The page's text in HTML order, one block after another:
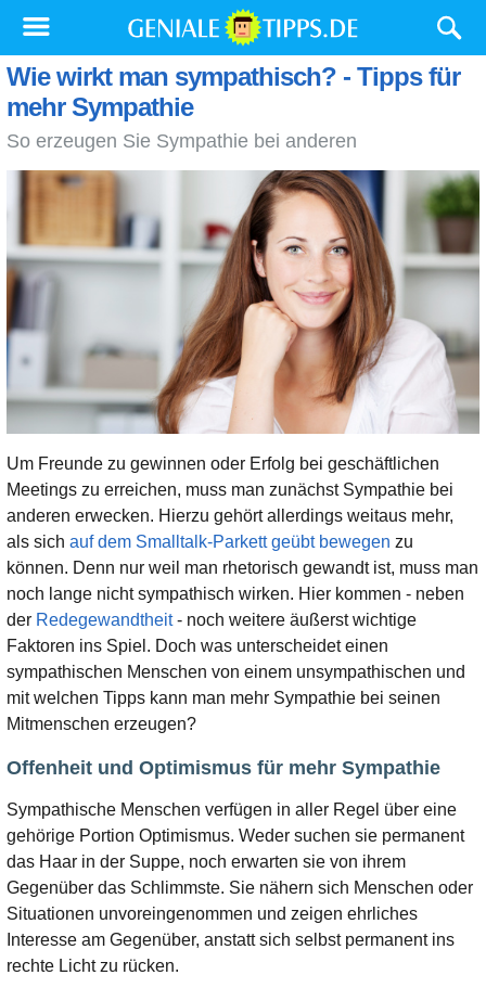
Wie wirkt man sympathisch? - Tipps für
mehr Sympathie
So erzeugen Sie Sympathie bei anderen
Um Freunde zu gewinnen oder Erfolg bei geschäftlichen
Meetings zu erreichen, muss man zunächst Sympathie bei
anderen erwecken. Hierzu gehört allerdings weitaus mehr,
als sichauf dem Smalltalk-Parkett geübt bewegen zu
können. Denn nur weil man rhetorisch gewandt ist, muss man
noch lange nicht sympathisch wirken. Hier kommen - neben
der Redegewandtheit- noch weitere äußerst wichtige
Faktoren ins Spiel. Doch was unterscheidet einen
sympathischen Menschen von einem unsympathischen und
mit welchen Tipps kann man mehr Sympathie bei seinen
Mitmenschen erzeugen?
Offenheit und Optimismus für mehr Sympathie
Sympathische Menschen verfügen in aller Regel über eine
gehörige Portion Optimismus. Weder suchen sie permanent
das Haar in der Suppe, noch erwarten sie von ihrem
Gegenüber das Schlimmste. Sie nähern sich Menschen oder
Situationen unvoreingenommen und zeigen ehrliches
Interesse am Gegenüber, anstatt sich selbst permanent ins
rechte Licht zu rücken.